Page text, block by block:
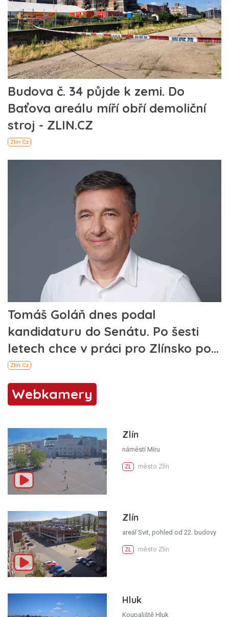
Webkamery
Zlín
náměstí Míru
ZL město Zlín
Zlín
areál Svit, pohled od 22. budovy
ZL město Zlín
Hluk
Koupaliště Hluk